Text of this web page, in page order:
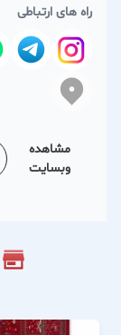
راه های ارتباطی
مشاهده
وبسایت